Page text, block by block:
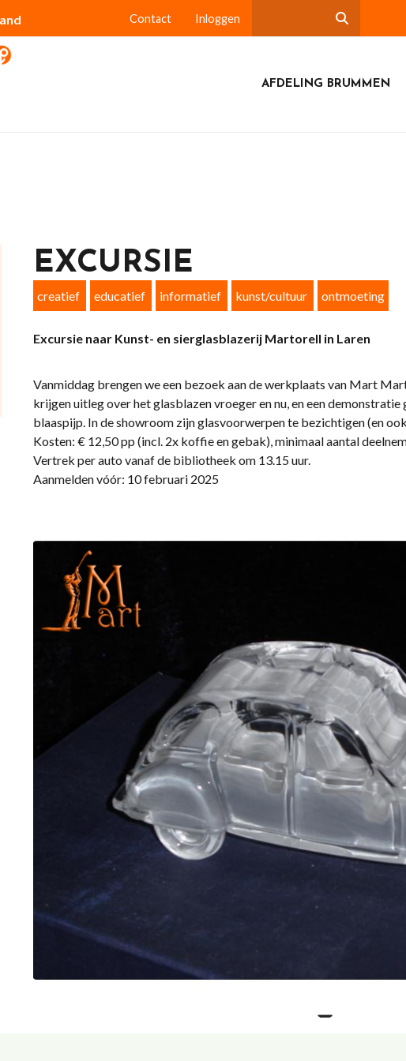
Contact Inloggen
AFDELING BRUMMEN
EXCURSIE
creatief educatief informatief kunst/cultuur ontmoeting
Excursie naar Kunst- en sierglasblazerij Martorell in Laren
Vanmiddag brengen we een bezoek aan de werkplaats van Mart
krijgen uitleg over het glasblazen vroeger en nu, en een demonstratie
blaaspijp. In de showroom zijn glasvoorwerpen te bezichtigen (en
Kosten: € 12,50 pp (incl. 2x koffie en gebak), minimaal aantal
Vertrek per auto vanaf de bibliotheek om 13.15 uur.
Aanmelden vóór: 10 februari 2025